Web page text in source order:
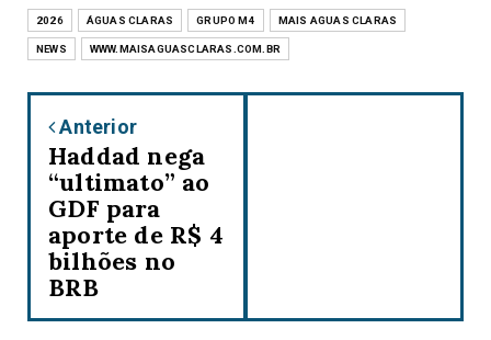
2026 ÁGUAS CLARAS GRUPO M4 MAIS AGUAS CLARAS
NEWS WWW.MAISAGUASCLARAS.COM.BR
Anterior
Haddad nega
“ultimato” ao
GDF para
aporte de R$ 4
bilhões no
BRB